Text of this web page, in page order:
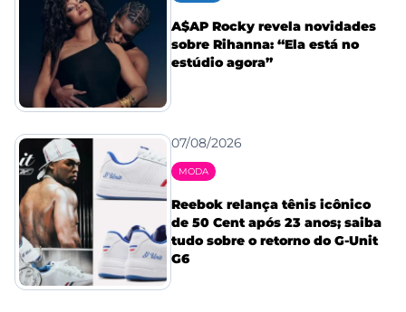
A$AP Rocky revela novidades
sobre Rihanna: “Ela está no
estúdio agora”
07/08/2026
MODA
Reebok relança tênis icônico
de 50 Cent após 23 anos; saiba
tudo sobre o retorno do G-Unit
G6